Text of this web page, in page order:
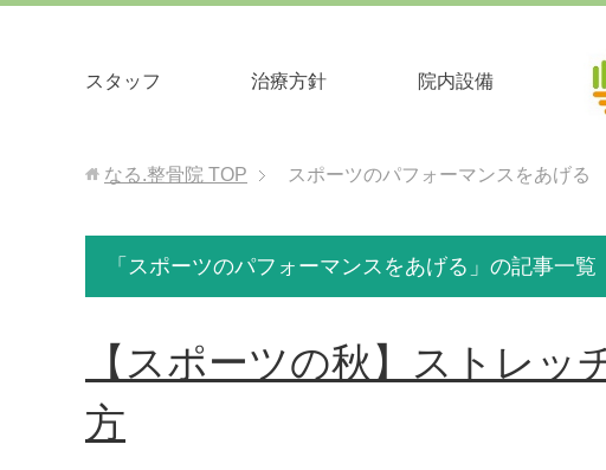
スタッフ 治療⽅針 院内設備
なる.整骨院 TOP スポーツのパフォーマンスをあげる
「スポーツのパフォーマンスをあげる」の記事一覧
【スポーツの秋】ストレッ
方